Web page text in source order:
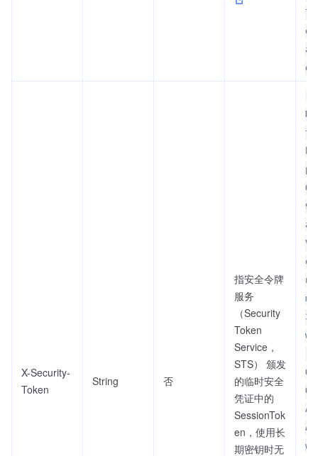
X-Security-
Token
String 否
指安全令牌
服务
（Security
Token
Service，
STS） 颁发
的临时安全
凭证中的
SessionTok
en，使用长
期密钥时无